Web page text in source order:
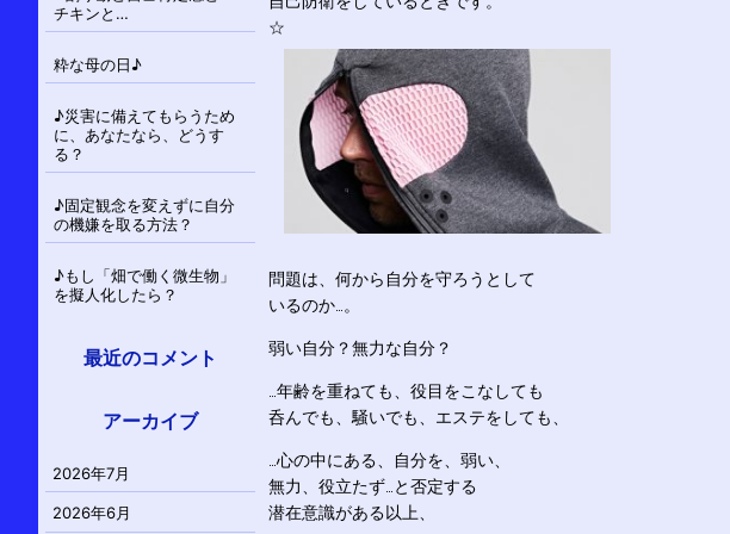
☆
問題は、何から自分を守ろうとして
いるのか…。
弱い自分？無力な自分？
…年齢を重ねても、役目をこなしても
呑んでも、騒いでも、エステをしても、
…心の中にある、自分を、弱い、
無力、役立たず…と否定する
潜在意識がある以上、
チキンと…
粋な母の日♪
♪災害に備えてもらうため
に、あなたなら、どうす
る？
♪固定観念を変えずに自分
の機嫌を取る方法？
♪もし「畑で働く微生物」
を擬人化したら？
最近のコメント
アーカイブ
2026年7月
2026年6月